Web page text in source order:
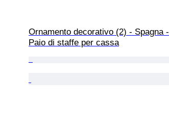
Ornamento decorativo (2) - Spagna -
Paio di staffe per cassa